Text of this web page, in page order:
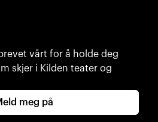
vårt for å holde deg
skjer i Kilden teater og
meg på